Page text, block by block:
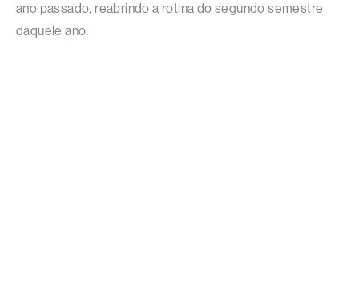
ano passado, reabrindo a rotina do segundo semestre
daquele ano.